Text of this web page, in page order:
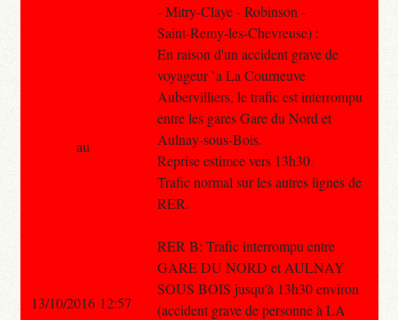
- Mitry-Claye - Robinson -
Saint-Remy-les-Chevreuse) :
En raison d'un accident grave de
voyageur `a La Courneuve
Aubervilliers, le trafic est interrompu
entre les gares Gare du Nord et
Aulnay-sous-Bois.
Reprise estimee vers 13h30.
Trafic normal sur les autres lignes de
RER.
RER B: Trafic interrompu entre
GARE DU NORD et AULNAY
SOUS BOIS jusqu'à 13h30 environ
(accident grave de personne à LA
au
13/10/2016 12:57